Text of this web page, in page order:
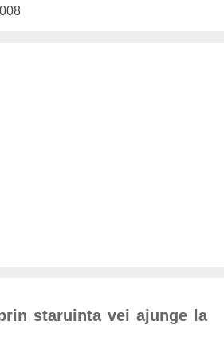
staruinta vei ajunge la